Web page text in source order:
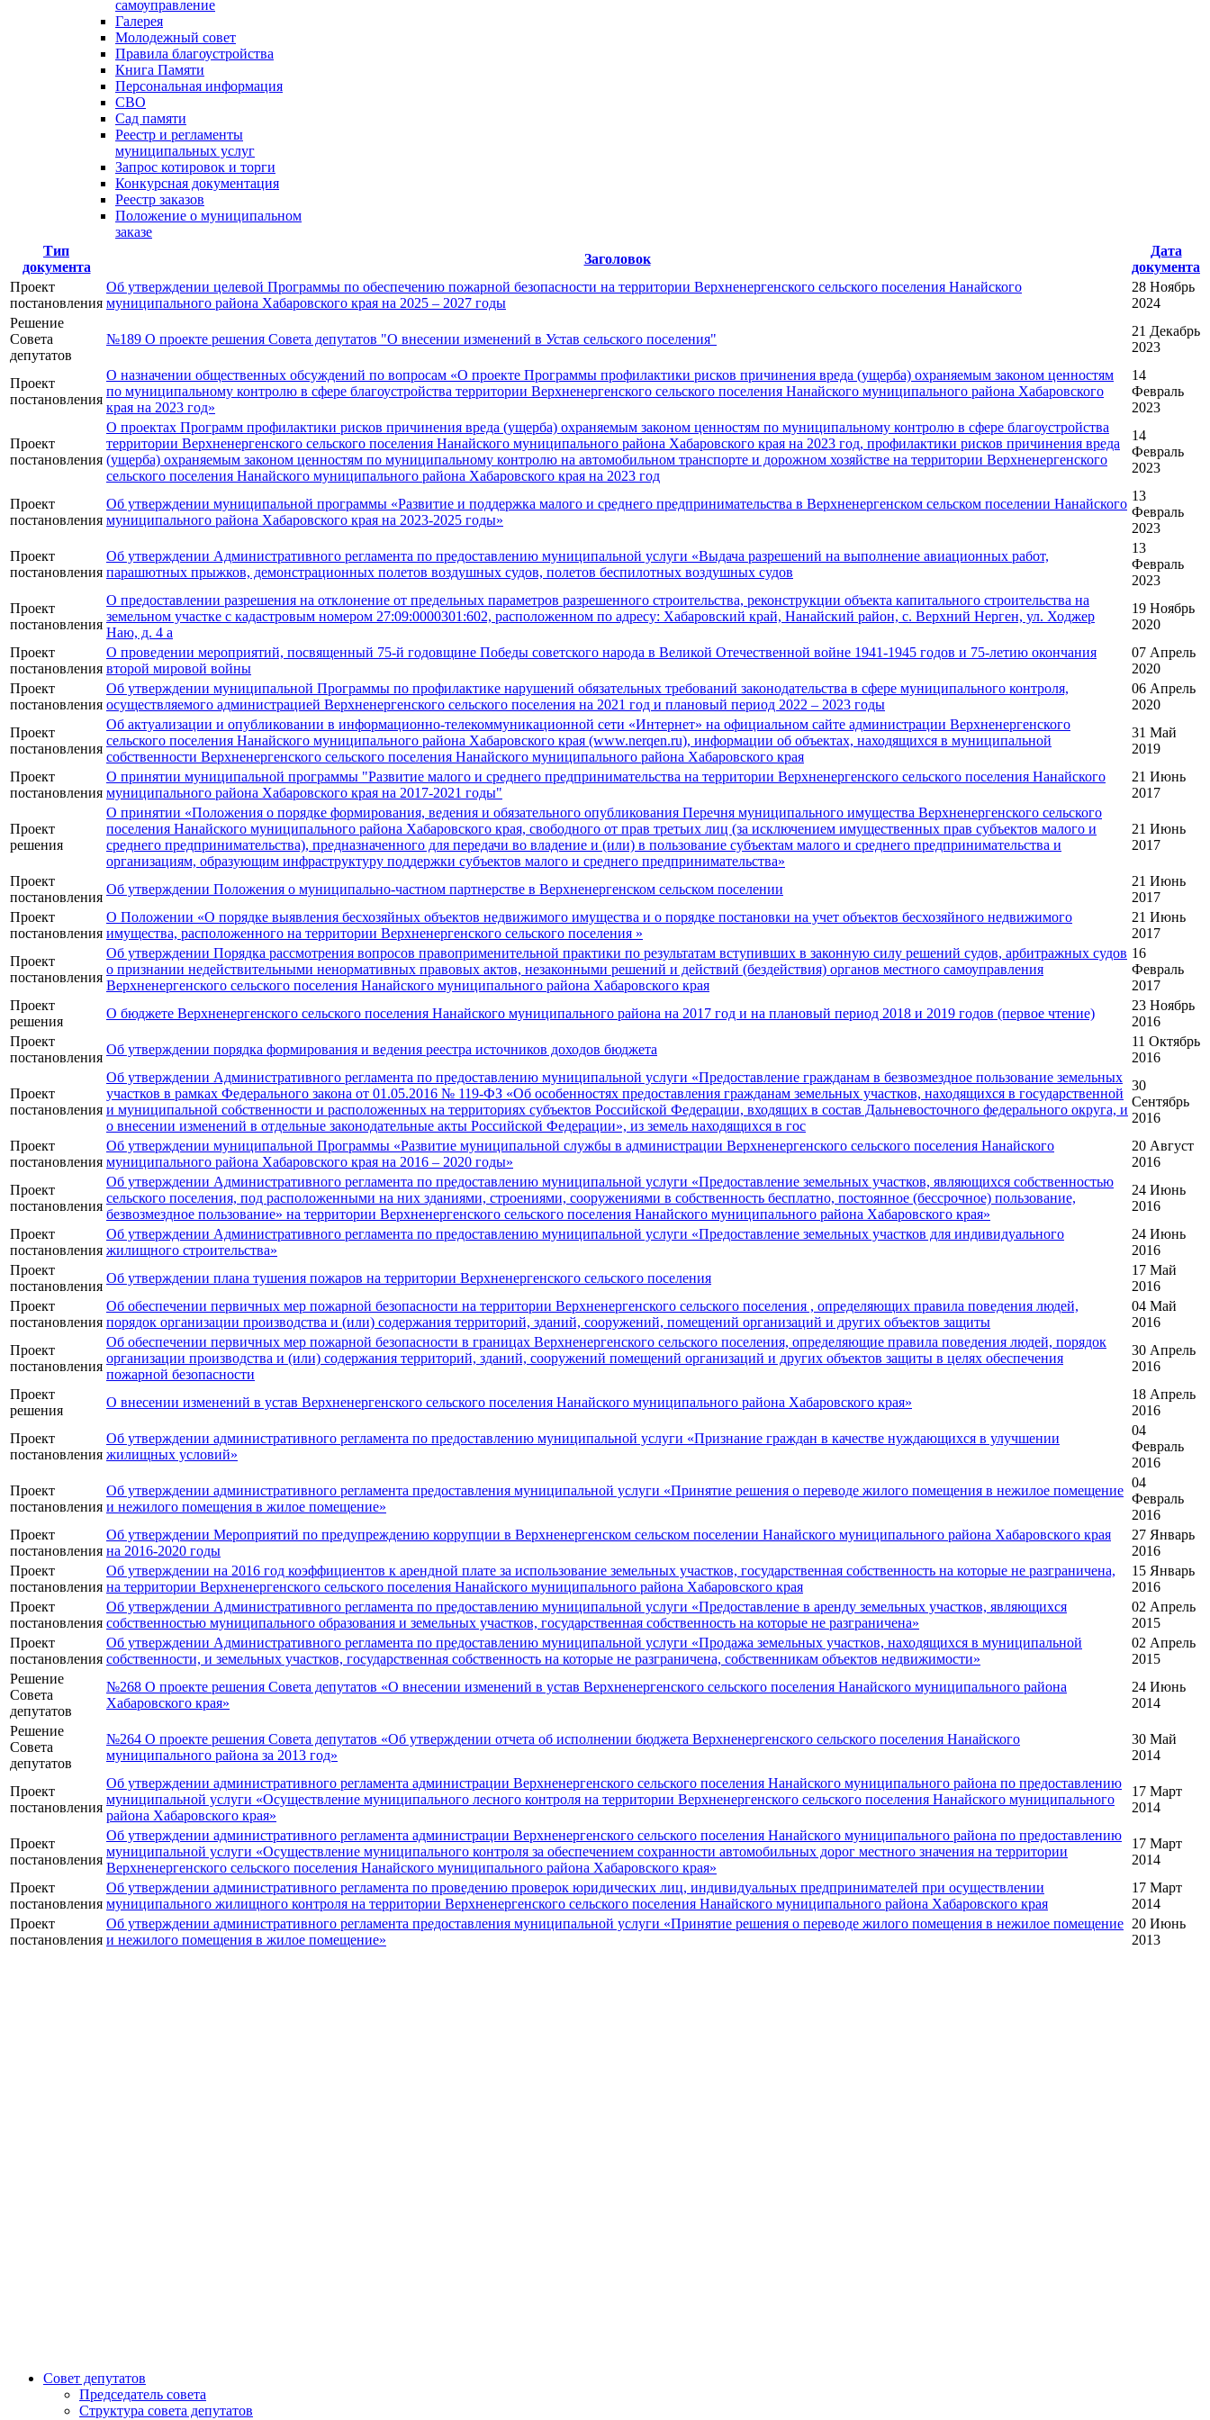
самоуправление
Галерея
Молодежный совет
Правила благоустройства
Книга Памяти
Персональная информация
СВО
Сад памяти
Реестр и регламенты
муниципальных услуг
Запрос котировок и торги
Конкурсная документация
Реестр заказов
Положение о муниципальном
заказе
Тип
документа
Заголовок
Дата
документа
Проект
постановления
Об утверждении целевой Программы по обеспечению пожарной безопасности на территории Верхненергенского сельского поселения Нанайского
муниципального района Хабаровского края на 2025 – 2027 годы
28 Ноябрь
2024
Решение
Совета
депутатов
№189 О проекте решения Совета депутатов "О внесении изменений в Устав сельского поселения"
21 Декабрь
2023
Проект
постановления
О назначении общественных обсуждений по вопросам «О проекте Программы профилактики рисков причинения вреда (ущерба) охраняемым законом ценностям
по муниципальному контролю в сфере благоустройства территории Верхненергенского сельского поселения Нанайского муниципального района Хабаровского
края на 2023 год»
14
Февраль
2023
Проект
постановления
О проектах Программ профилактики рисков причинения вреда (ущерба) охраняемым законом ценностям по муниципальному контролю в сфере благоустройства
территории Верхненергенского сельского поселения Нанайского муниципального района Хабаровского края на 2023 год, профилактики рисков причинения вреда
(ущерба) охраняемым законом ценностям по муниципальному контролю на автомобильном транспорте и дорожном хозяйстве на территории Верхненергенского
сельского поселения Нанайского муниципального района Хабаровского края на 2023 год
14
Февраль
2023
Проект
постановления
Об утверждении муниципальной программы «Развитие и поддержка малого и среднего предпринимательства в Верхненергенском сельском поселении Нанайского
муниципального района Хабаровского края на 2023-2025 годы»
13
Февраль
2023
Проект
постановления
Об утверждении Административного регламента по предоставлению муниципальной услуги «Выдача разрешений на выполнение авиационных работ,
парашютных прыжков, демонстрационных полетов воздушных судов, полетов беспилотных воздушных судов
13
Февраль
2023
Проект
постановления
О предоставлении разрешения на отклонение от предельных параметров разрешенного строительства, реконструкции объекта капитального строительства на
земельном участке с кадастровым номером 27:09:0000301:602, расположенном по адресу: Хабаровский край, Нанайский район, с. Верхний Нерген, ул. Ходжер
Наю, д. 4 а
19 Ноябрь
2020
Проект
постановления
О проведении мероприятий, посвященный 75-й годовщине Победы советского народа в Великой Отечественной войне 1941-1945 годов и 75-летию окончания
второй мировой войны
07 Апрель
2020
Проект
постановления
Об утверждении муниципальной Программы по профилактике нарушений обязательных требований законодательства в сфере муниципального контроля,
осуществляемого администрацией Верхненергенского сельского поселения на 2021 год и плановый период 2022 – 2023 годы
06 Апрель
2020
Проект
постановления
Об актуализации и опубликовании в информационно-телекоммуникационной сети «Интернет» на официальном сайте администрации Верхненергенского
сельского поселения Нанайского муниципального района Хабаровского края (www.nerqen.ru), информации об объектах, находящихся в муниципальной
собственности Верхненергенского сельского поселения Нанайского муниципального района Хабаровского края
31 Май
2019
Проект
постановления
О принятии муниципальной программы "Развитие малого и среднего предпринимательства на территории Верхненергенского сельского поселения Нанайского
муниципального района Хабаровского края на 2017-2021 годы"
21 Июнь
2017
Проект
решения
О принятии «Положения о порядке формирования, ведения и обязательного опубликования Перечня муниципального имущества Верхненергенского сельского
поселения Нанайского муниципального района Хабаровского края, свободного от прав третьих лиц (за исключением имущественных прав субъектов малого и
среднего предпринимательства), предназначенного для передачи во владение и (или) в пользование субъектам малого и среднего предпринимательства и
организациям, образующим инфраструктуру поддержки субъектов малого и среднего предпринимательства»
21 Июнь
2017
Проект
постановления
Об утверждении Положения о муниципально-частном партнерстве в Верхненергенском сельском поселении
21 Июнь
2017
Проект
постановления
О Положении «О порядке выявления бесхозяйных объектов недвижимого имущества и о порядке постановки на учет объектов бесхозяйного недвижимого
имущества, расположенного на территории Верхненергенского сельского поселения »
21 Июнь
2017
Проект
постановления
Об утверждении Порядка рассмотрения вопросов правоприменительной практики по результатам вступивших в законную силу решений судов, арбитражных судов
о признании недействительными ненормативных правовых актов, незаконными решений и действий (бездействия) органов местного самоуправления
Верхненергенского сельского поселения Нанайского муниципального района Хабаровского края
16
Февраль
2017
Проект
решения
О бюджете Верхненергенского сельского поселения Нанайского муниципального района на 2017 год и на плановый период 2018 и 2019 годов (первое чтение)
23 Ноябрь
2016
Проект
постановления
Об утверждении порядка формирования и ведения реестра источников доходов бюджета
11 Октябрь
2016
Проект
постановления
Об утверждении Административного регламента по предоставлению муниципальной услуги «Предоставление гражданам в безвозмездное пользование земельных
участков в рамках Федерального закона от 01.05.2016 № 119-ФЗ «Об особенностях предоставления гражданам земельных участков, находящихся в государственной
и муниципальной собственности и расположенных на территориях субъектов Российской Федерации, входящих в состав Дальневосточного федерального округа, и
о внесении изменений в отдельные законодательные акты Российской Федерации», из земель находящихся в гос
30
Сентябрь
2016
Проект
постановления
Об утверждении муниципальной Программы «Развитие муниципальной службы в администрации Верхненергенского сельского поселения Нанайского
муниципального района Хабаровского края на 2016 – 2020 годы»
20 Август
2016
Проект
постановления
Об утверждении Административного регламента по предоставлению муниципальной услуги «Предоставление земельных участков, являющихся собственностью
сельского поселения, под расположенными на них зданиями, строениями, сооружениями в собственность бесплатно, постоянное (бессрочное) пользование,
безвозмездное пользование» на территории Верхненергенского сельского поселения Нанайского муниципального района Хабаровского края»
24 Июнь
2016
Проект
постановления
Об утверждении Административного регламента по предоставлению муниципальной услуги «Предоставление земельных участков для индивидуального
жилищного строительства»
24 Июнь
2016
Проект
постановления
Об утверждении плана тушения пожаров на территории Верхненергенского сельского поселения
17 Май
2016
Проект
постановления
Об обеспечении первичных мер пожарной безопасности на территории Верхненергенского сельского поселения , определяющих правила поведения людей,
порядок организации производства и (или) содержания территорий, зданий, сооружений, помещений организаций и других объектов защиты
04 Май
2016
Проект
постановления
Об обеспечении первичных мер пожарной безопасности в границах Верхненергенского сельского поселения, определяющие правила поведения людей, порядок
организации производства и (или) содержания территорий, зданий, сооружений помещений организаций и других объектов защиты в целях обеспечения
пожарной безопасности
30 Апрель
2016
Проект
решения
О внесении изменений в устав Верхненергенского сельского поселения Нанайского муниципального района Хабаровского края»
18 Апрель
2016
Проект
постановления
Об утверждении административного регламента по предоставлению муниципальной услуги «Признание граждан в качестве нуждающихся в улучшении
жилищных условий»
04
Февраль
2016
Проект
постановления
Об утверждении административного регламента предоставления муниципальной услуги «Принятие решения о переводе жилого помещения в нежилое помещение
и нежилого помещения в жилое помещение»
04
Февраль
2016
Проект
постановления
Об утверждении Мероприятий по предупреждению коррупции в Верхненергенском сельском поселении Нанайского муниципального района Хабаровского края
на 2016-2020 годы
27 Январь
2016
Проект
постановления
Об утверждении на 2016 год коэффициентов к арендной плате за использование земельных участков, государственная собственность на которые не разграничена,
на территории Верхненергенского сельского поселения Нанайского муниципального района Хабаровского края
15 Январь
2016
Проект
постановления
Об утверждении Административного регламента по предоставлению муниципальной услуги «Предоставление в аренду земельных участков, являющихся
собственностью муниципального образования и земельных участков, государственная собственность на которые не разграничена»
02 Апрель
2015
Проект
постановления
Об утверждении Административного регламента по предоставлению муниципальной услуги «Продажа земельных участков, находящихся в муниципальной
собственности, и земельных участков, государственная собственность на которые не разграничена, собственникам объектов недвижимости»
02 Апрель
2015
Решение
Совета
депутатов
№268 О проекте решения Совета депутатов «О внесении изменений в устав Верхненергенского сельского поселения Нанайского муниципального района
Хабаровского края»
24 Июнь
2014
Решение
Совета
депутатов
№264 О проекте решения Совета депутатов «Об утверждении отчета об исполнении бюджета Верхненергенского сельского поселения Нанайского
муниципального района за 2013 год»
30 Май
2014
Проект
постановления
Об утверждении административного регламента администрации Верхненергенского сельского поселения Нанайского муниципального района по предоставлению
муниципальной услуги «Осуществление муниципального лесного контроля на территории Верхненергенского сельского поселения Нанайского муниципального
района Хабаровского края»
17 Март
2014
Проект
постановления
Об утверждении административного регламента администрации Верхненергенского сельского поселения Нанайского муниципального района по предоставлению
муниципальной услуги «Осуществление муниципального контроля за обеспечением сохранности автомобильных дорог местного значения на территории
Верхненергенского сельского поселения Нанайского муниципального района Хабаровского края»
17 Март
2014
Проект
постановления
Об утверждении административного регламента по проведению проверок юридических лиц, индивидуальных предпринимателей при осуществлении
муниципального жилищного контроля на территории Верхненергенского сельского поселения Нанайского муниципального района Хабаровского края
17 Март
2014
Проект
постановления
Об утверждении административного регламента предоставления муниципальной услуги «Принятие решения о переводе жилого помещения в нежилое помещение
и нежилого помещения в жилое помещение»
20 Июнь
2013
Совет депутатов
Председатель совета
Структура совета депутатов